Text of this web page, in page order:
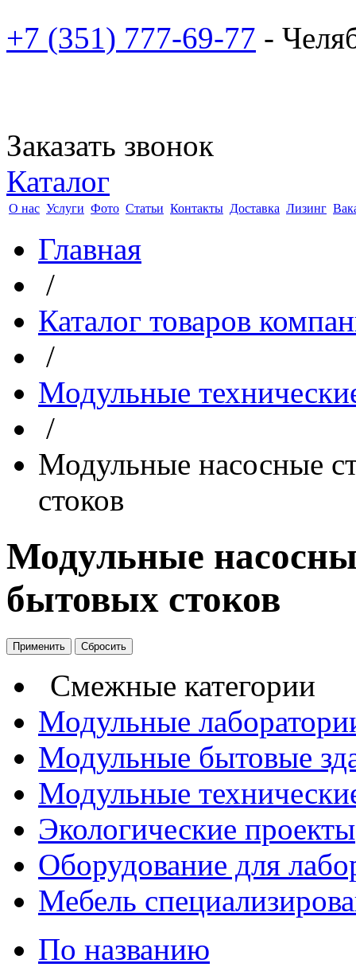
+7 (351) 777-69-77 -
Заказать звонок
Каталог
О нас Услуги Фото Статьи Контакты Доставка Лизинг
Главная
/
Каталог товаров
/
Модульные
/
Модульные насосные
стоков
Модульные
бытовых стоков
Смежные категории
Модульные
Модульные бытовые
Модульные
Экологические проекты
Оборудование для
Мебель
По названию